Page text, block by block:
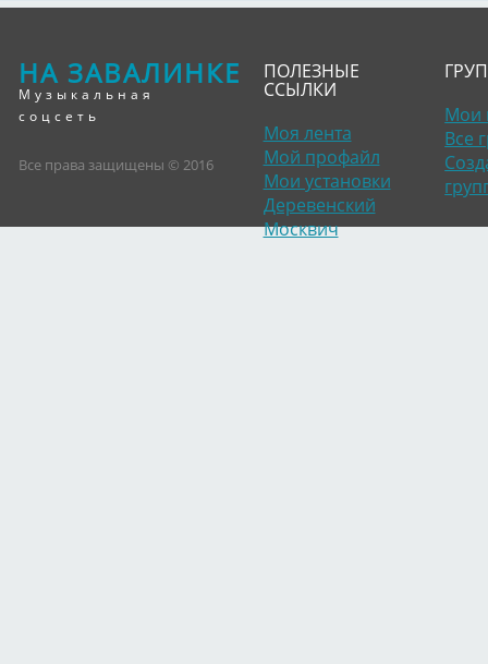
НА ЗАВАЛИНКЕ
Музыкальная
соцсеть
Все права защищены © 2016
ПОЛЕЗНЫЕ
ССЫЛКИ
Моя лента
Мой профайл
Мои установки
Деревенский
Москвич
Мои
Все